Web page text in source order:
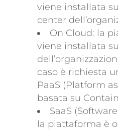
viene installata
center
On Cloud: la
viene installata
caso è richiesta
PaaS (Platform
basata su
SaaS
la piattaforma è